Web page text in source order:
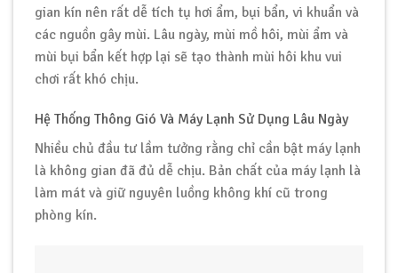
gian kín nên rất dễ tích tụ hơi ẩm, bụi bẩn, vi khuẩn và
các nguồn gây mùi. Lâu ngày, mùi mồ hôi, mùi ẩm và
mùi bụi bẩn kết hợp lại sẽ tạo thành mùi hôi khu vui
chơi rất khó chịu.
Hệ Thống Thông Gió Và Máy Lạnh Sử Dụng Lâu Ngày
Nhiều chủ đầu tư lầm tưởng rằng chỉ cần bật máy lạnh
là không gian đã đủ dễ chịu. Bản chất của máy lạnh là
làm mát và giữ nguyên luồng không khí cũ trong
phòng kín.